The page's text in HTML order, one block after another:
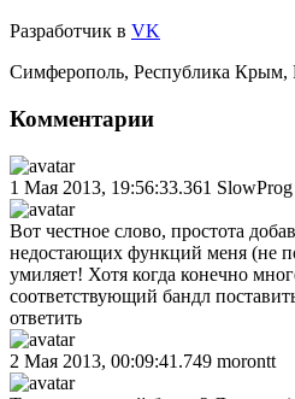
Разработчик в VK
Симферополь, Республика Крым,
Комментарии
1 Мая 2013, 19:56:33.361 SlowProg
Вот честное слово, простота
недостающих функций меня (не
умиляет! Хотя когда конечно
соответствующий бандл
ответить
2 Мая 2013, 00:09:41.749 morontt